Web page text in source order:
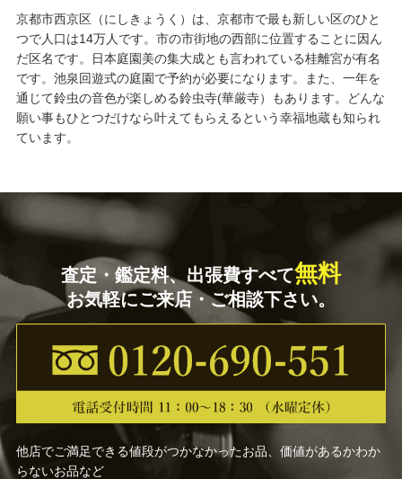
京都市西京区（にしきょうく）は、京都市で最も新しい区のひと
つで人口は14万人です。市の市街地の西部に位置することに因ん
だ区名です。日本庭園美の集大成とも言われている桂離宮が有名
です。池泉回遊式の庭園で予約が必要になります。また、一年を
通じて鈴虫の音色が楽しめる鈴虫寺(華厳寺）もあります。どんな
願い事もひとつだけなら叶えてもらえるという幸福地蔵も知られ
ています。
査定・鑑定料、出張費すべて無料
お気軽にご来店・ご相談下さい。
他店でご満足できる値段がつかなかったお品、価値があるかわか
らないお品など